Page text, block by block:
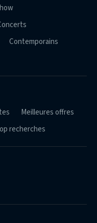
Contemporains
Meilleures offres
recherches